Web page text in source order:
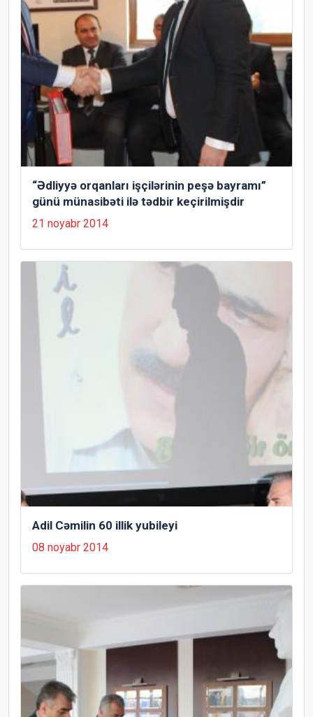
“Ədliyyə orqanları işçilərinin peşə bayramı”
günü münasibəti ilə tədbir keçirilmişdir
21 noyabr 2014
Adil Cəmilin 60 illik yubileyi
08 noyabr 2014